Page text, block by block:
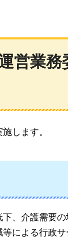
営業務
します。
、介護需要
による行政